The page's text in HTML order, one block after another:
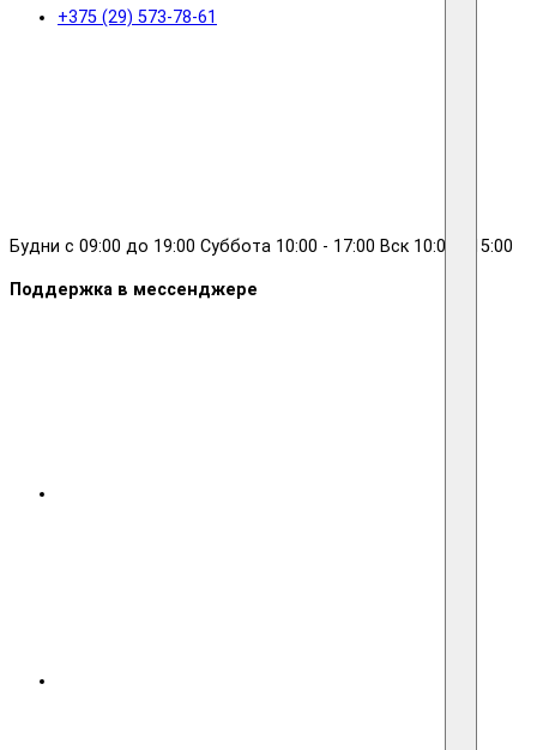
+375 (29) 573-78-61
Будни с 09:00 до 19:00 Суббота 10:00 - 17:00 Вск 10:00 - 15:00
Поддержка в мессенджере